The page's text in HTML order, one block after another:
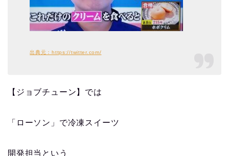
出典元：https://twitter.com/
【ジョブチューン】では
「ローソン」で冷凍スイーツ
開発担当という